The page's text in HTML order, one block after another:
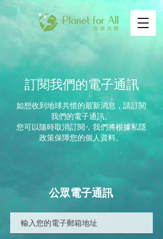
訂閱我們的電子通訊
如想收到地球共惜的最新消息，請訂閱
我們的電子通訊。
您可以隨時取消訂閱，我們將根據私隱
政策保障您的個人資料。
公眾電子通訊